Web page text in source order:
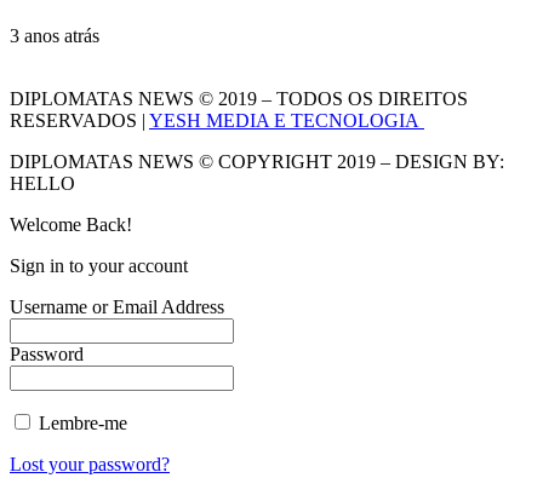
3 anos atrás
DIPLOMATAS NEWS © 2019 – TODOS OS DIREITOS
RESERVADOS | YESH MEDIA E TECNOLOGIA
DIPLOMATAS NEWS © COPYRIGHT 2019 – DESIGN BY:
HELLO
Welcome Back!
Sign in to your account
Username or Email Address
Password
Lembre-me
Lost your password?